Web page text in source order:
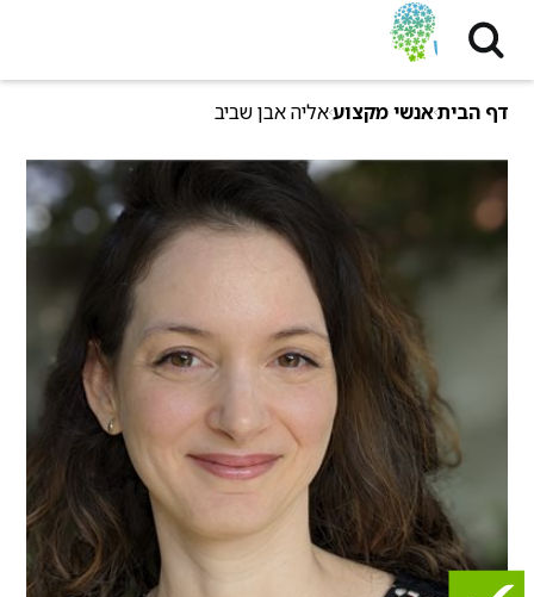
דף הביתאנשי מקצועאליה אבן שביב